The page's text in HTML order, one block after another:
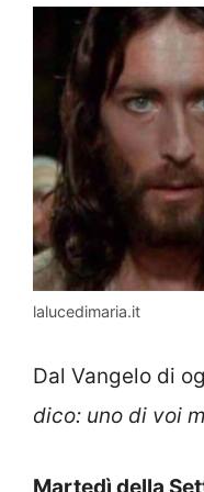
lalucedimaria.it
Dal Vangelo di
dico: uno di voi